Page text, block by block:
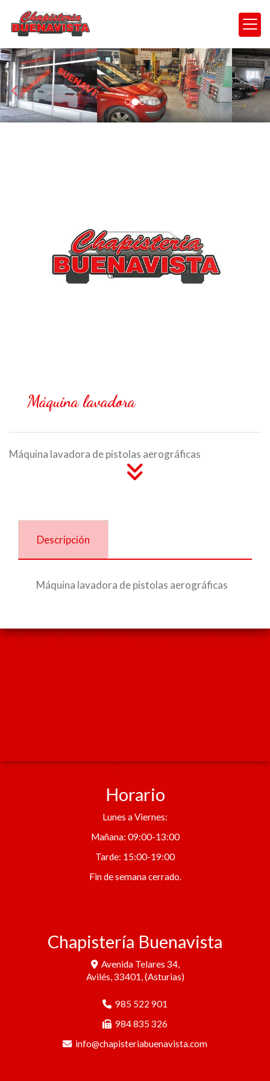
prev
Máquina lavadora
Máquina lavadora de pistolas aerográficas
Descripción
Máquina lavadora de pistolas aerográficas
Horario
Lunes a Viernes:
Mañana: 09:00-13:00
Tarde: 15:00-19:00
Fin de semana cerrado.
Chapistería Buenavista
Avenida Telares 34,
Avilés,33401,(Asturias)
985 522 901
984 835 326
info
chapisteriabuenavista.com